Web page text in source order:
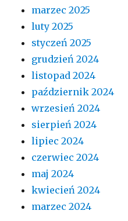
marzec 2025
luty 2025
styczeń 2025
grudzień 2024
listopad 2024
październik 2024
wrzesień 2024
sierpień 2024
lipiec 2024
czerwiec 2024
maj 2024
kwiecień 2024
marzec 2024